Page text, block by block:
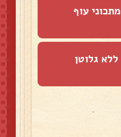
מתכוני עוף
ללא גלוטן